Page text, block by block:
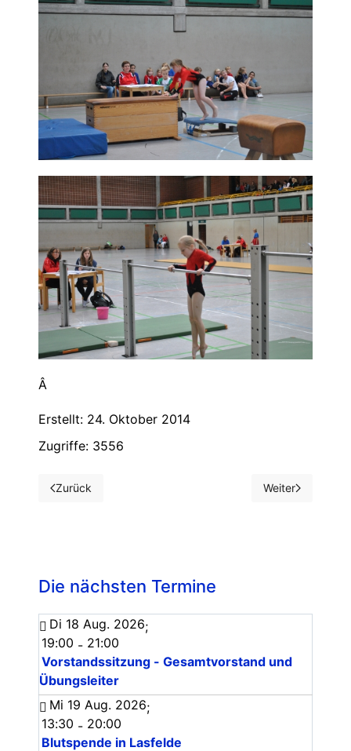
Â
Erstellt: 24. Oktober 2014
Zugriffe: 3556
Vorheriger Beitrag: Hallenolympiade 2014
Zurück Nächster
Weiter
Die nächsten Termine
Di 18 Aug. 2026;
19:00 - 21:00
Vorstandssitzung - Gesamtvorstand und
Übungsleiter
Mi 19 Aug. 2026;
13:30 - 20:00
Blutspende in Lasfelde